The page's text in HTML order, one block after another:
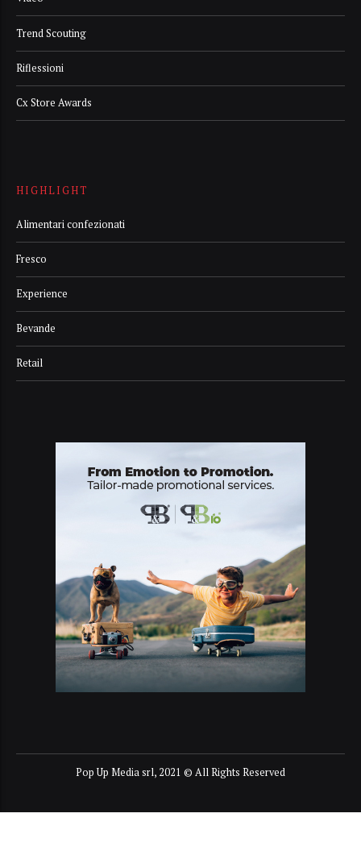
Trend Scouting
Riflessioni
Cx Store Awards
HIGHLIGHT
Alimentari confezionati
Fresco
Experience
Bevande
Retail
Pop Up Media srl, 2021 © All Rights Reserved